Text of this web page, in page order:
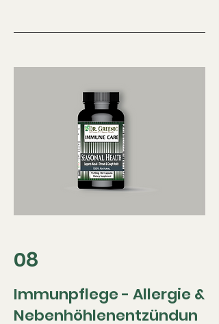
08
Immunpflege - Allergie &
Nebenhöhlenentzündun